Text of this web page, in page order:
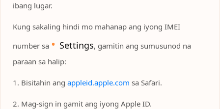
ibang lugar.
Kung sakaling hindi mo mahanap ang iyong IMEI
number sa
Settings, gamitin ang sumusunod na
paraan sa halip:
1. Bisitahin ang appleid.apple.com sa Safari.
2. Mag-sign in gamit ang iyong Apple ID.